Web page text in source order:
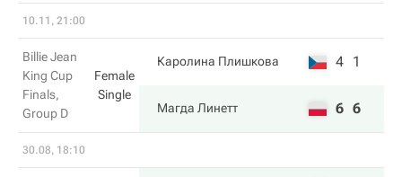
10.11, 21:00
Billie Jean
King Cup
Finals,
Group D
Female
Single
Каролина Плишкова 4 1
Магда Линетт 6 6
30.08, 18:10